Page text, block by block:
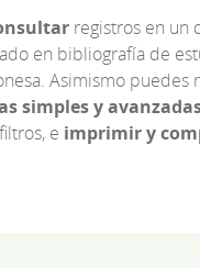
registros en un
en bibliografía de
Asimismo puedes
simples y
e imprimir y